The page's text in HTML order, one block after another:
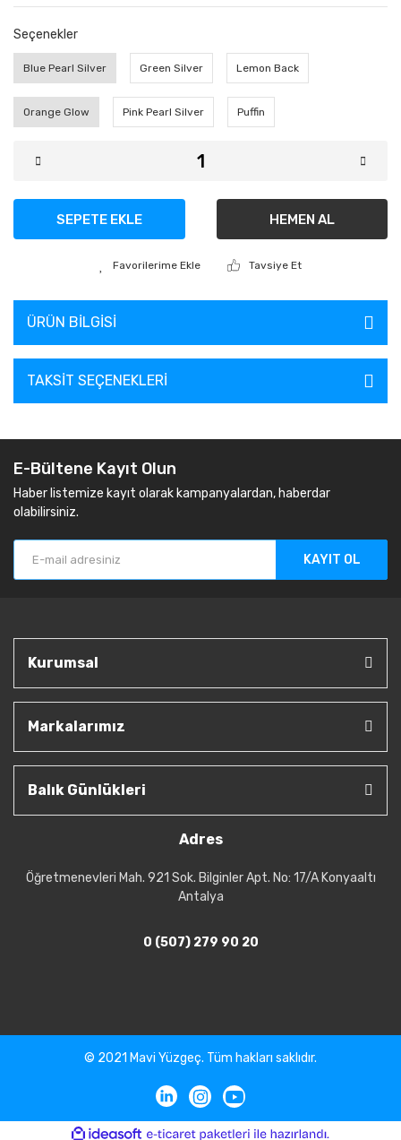
Seçenekler
Blue Pearl Silver Green Silver Lemon Back
Orange Glow Pink Pearl Silver Puffin
SEPETE EKLE HEMEN AL
Tavsiye Et
ÜRÜN BILGISI
TAKSIT SEÇENEKLERI
E-Bültene Kayıt Olun
Haber listemize kayıt olarak kampanyalardan, haberdar
olabilirsiniz.
KAYIT OL
Kurumsal
Markalarımız
Balık Günlükleri
Adres
Öğretmenevleri Mah. 921 Sok. Bilginler Apt. No: 17/A Konyaaltı
Antalya
0 (507) 279 90 20
© 2021 Mavi Yüzgeç. Tüm hakları saklıdır.
ideasoft e-